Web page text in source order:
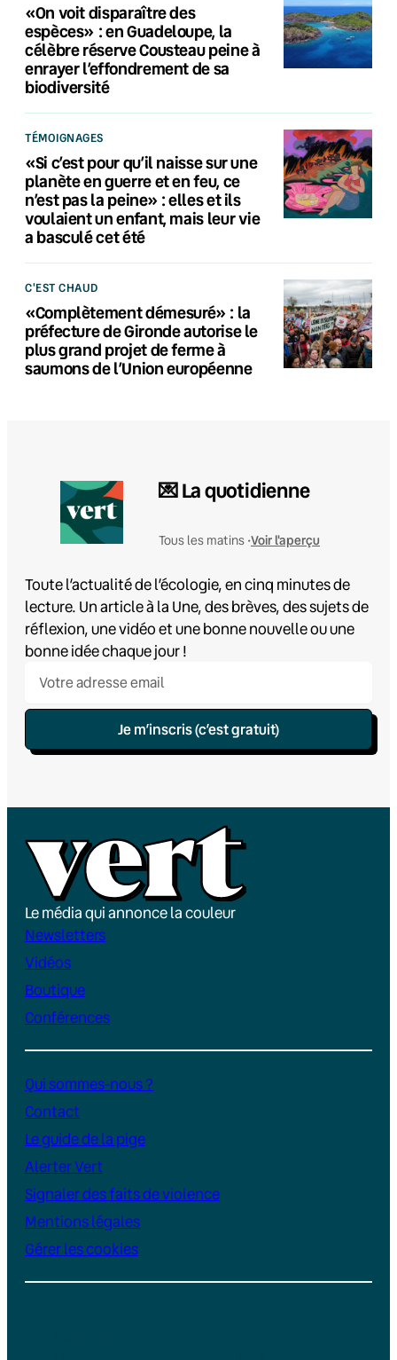
«On voit disparaître des
espèces» : en Guadeloupe, la
célèbre réserve Cousteau peine à
enrayer l’effondrement de sa
biodiversité
TÉMOIGNAGES
«Si c’est pour qu’il naisse sur une
planète en guerre et en feu, ce
n’est pas la peine» : elles et ils
voulaient un enfant, mais leur vie
a basculé cet été
C'EST CHAUD
«Complètement démesuré» : la
préfecture de Gironde autorise le
plus grand projet de ferme à
saumons de l’Union européenne
💌 La quotidienne
Tous les matins •Voir l'aperçu
Toute l’actualité de l’écologie, en cinq minutes de
lecture. Un article à la Une, des brèves, des sujets de
réflexion, une vidéo et une bonne nouvelle ou une
bonne idée chaque jour !
Je m’inscris (c’est gratuit)
Le média qui annonce la couleur
Newsletters
Vidéos
Boutique
Conférences
Qui sommes-nous ?
Contact
Le guide de la pige
Alerter Vert
Signaler des faits de violence
Mentions légales
Gérer les cookies